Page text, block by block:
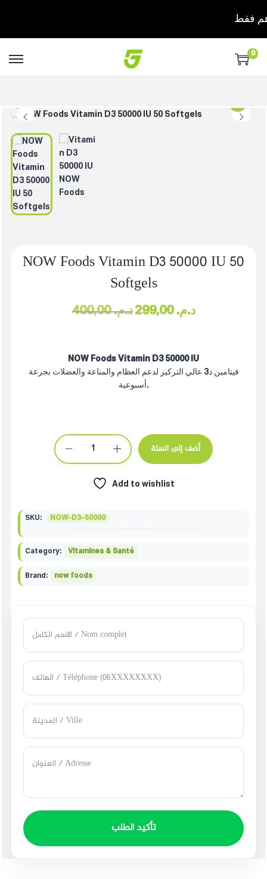
0
NOW Foods Vitamin D3 50000 IU 50
Softgels
د.م.400,00 د.م. 299,00
NOW Foods Vitamin D3 50000 IU
فيتامين د3 عالي التركيز لدعم العظام والمناعة والعضلات بجرعة
أسبوعية.
أضف إلى السلة
Add to wishlist
SKU: NOW-D3-50000
Category: Vitamines & Santé
Brand: now foods
تأكيد الطلب